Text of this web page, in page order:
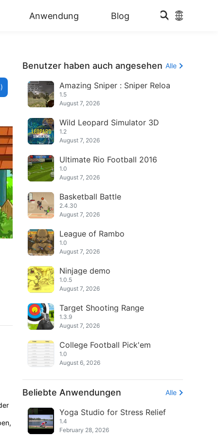
Anwendung Blog
Benutzer haben auch angesehen Alle
Amazing Sniper : Sniper Reloa
1.5
August 7, 2026
Wild Leopard Simulator 3D
1.2
August 7, 2026
Ultimate Rio Football 2016
1.0
August 7, 2026
Basketball Battle
2.4.30
August 7, 2026
League of Rambo
1.0
August 7, 2026
Ninjage demo
1.0.5
August 7, 2026
Target Shooting Range
1.3.9
August 7, 2026
College Football Pick'em
1.0
August 6, 2026
Beliebte Anwendungen Alle
Yoga Studio for Stress Relief
1.4
February 28, 2026